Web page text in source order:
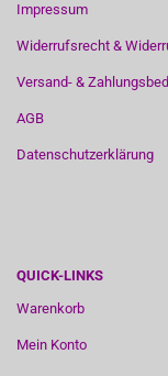
Impressum
Widerrufsrecht &
Versand- &
AGB
Datenschutzerklärung
QUICK-LINKS
Warenkorb
Mein Konto